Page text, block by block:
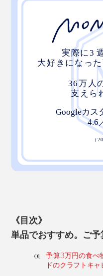
《目次》
単品でおすすめ。ご
予算3万円の食べ
ドのクラフトキャ